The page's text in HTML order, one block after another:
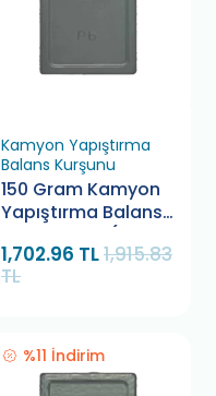
Kamyon Yapıştırma
Balans Kurşunu
150 Gram Kamyon
Yapıştırma Balans
Kurşunu WB (25
Adet)
1,702.96 TL1,915.83
TL
%11 İndirim